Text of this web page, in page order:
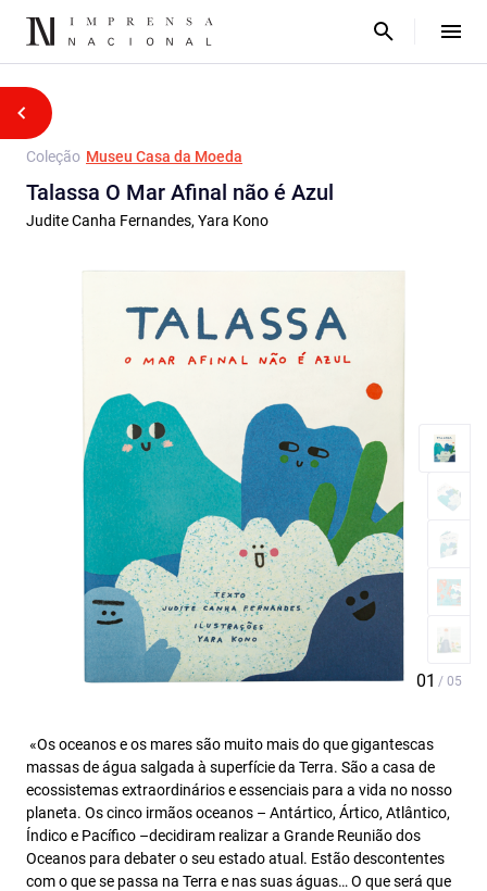
Coleção Museu Casa da Moeda
Talassa O Mar Afinal não é Azul
Judite Canha Fernandes, Yara Kono
«Os oceanos e os mares são muito mais do que gigantescas
massas de água salgada à superfície da Terra. São a casa de
ecossistemas extraordinários e essenciais para a vida no nosso
planeta. Os cinco irmãos oceanos – Antártico, Ártico, Atlântico,
Índico e Pacífico –decidiram realizar a Grande Reunião dos
Oceanos para debater o seu estado atual. Estão descontentes
com o que se passa na Terra e nas suas águas… O que será que